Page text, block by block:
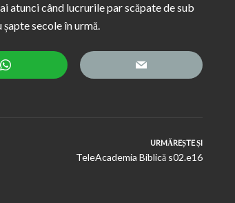
atunci când lucrurile par scăpate de sub
secole în urmă.
URMĂREȘTE ȘI
TeleAcademia Biblică s02.e16